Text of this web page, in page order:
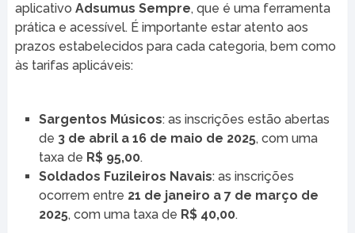
aplicativo Adsumus Sempre, que é uma ferramenta
prática e acessível. É importante estar atento aos
prazos estabelecidos para cada categoria, bem como
às tarifas aplicáveis:
Sargentos Músicos: as inscrições estão abertas
de 3 de abril a 16 de maio de 2025, com uma
taxa de R$ 95,00.
Soldados Fuzileiros Navais: as inscrições
ocorrem entre 21 de janeiro a 7 de março de
2025, com uma taxa de R$ 40,00.